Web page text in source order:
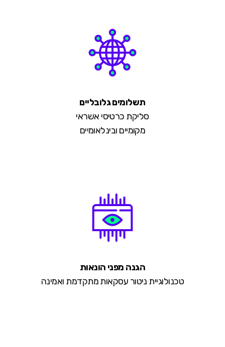
תשלומים גלובליים
סליקת כרטיסי אשראי
מקומיים ובינלאומיים
הגנה מפני הונאות
טכנולוגיית ניטור עסקאות מתקדמת ואמינה